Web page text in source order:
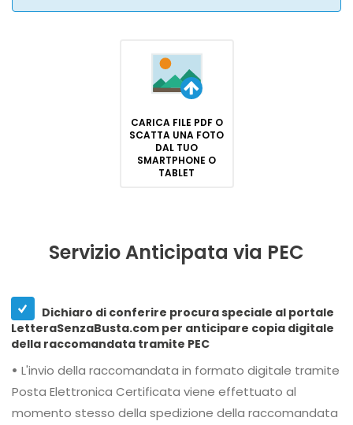
CARICA FILE PDF O
SCATTA UNA FOTO
DAL TUO
SMARTPHONE O
TABLET
Servizio Anticipata via PEC
Dichiaro di conferire procura speciale al portale
LetteraSenzaBusta.com per anticipare copia digitale
della raccomandata tramite PEC
• L'invio della raccomandata in formato digitale tramite
Posta Elettronica Certificata viene effettuato al
momento stesso della spedizione della raccomandata